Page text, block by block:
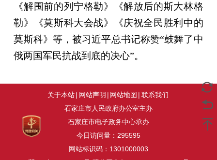
《解围前的列宁格勒》《解放后的斯大林格
勒》《莫斯科大会战》《庆祝全民胜利中的
莫斯科》等，被习近平总书记称赞“鼓舞了中
俄两国军民抗战到底的决心”。
关于本站| 网站声明 | 网站地图 | 联系我们
石家庄市人民政府办公室主办
石家庄市电子政务中心承办
今日访问量： 295595
网站标识码：1301000003